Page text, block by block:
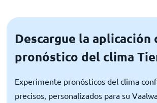
Descargue la
pronóstico del clima
Experimente pronósticos del clima
precisos, personalizados para su